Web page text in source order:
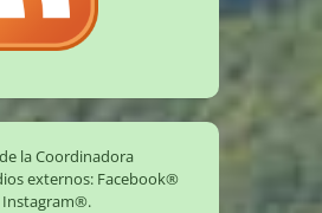
la Coordinadora
externos: Facebook®
Instagram®.